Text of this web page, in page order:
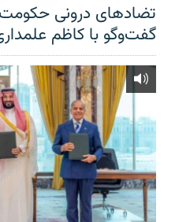
تضادهای درونی حکومت
گفت‌‌وگو با کاظم